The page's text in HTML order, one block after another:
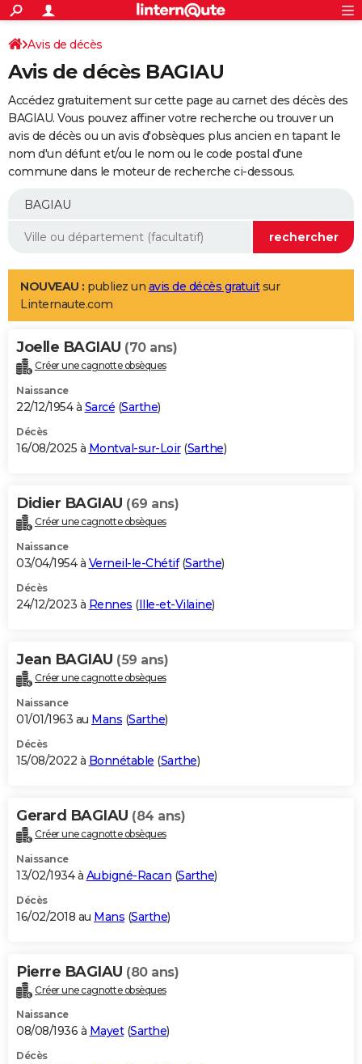
ACTUALITÉS
Politique
Société
Faits Divers
Education
Monde
Villes
+
SPORT
Coupe du monde 2026
Football
Tennis
Cyclisme
Rugby
Forum
Programme TV
TNT
Streaming
Cinéma
Sorties cinéma
Musique
+
FINANCE
Retraite
Epargne
Immobilier
Risques naturels par ville
Banque
Assurance
AUTO
Essais
Réserver un essai
Citadines
Berlines
SUV
Forum auto
+
Mobiles
Meilleur smartphone
Internet
Ordinateurs
Jeux vidéo
Guide high-tech
Aménagement intérieur
LIFESTYLE
Art de vivre
Bien-être
Loisirs
Mode
Modes de vie
Alimentation
Guide de la santé
Maladies
Médicaments
Sommeil
VOYAGE
Destinations
City break
Voyage nature
Voyage de noces
Forum
Climat
+PHOTO
GUIDES D'ACHAT
BONS PLANS
Carte de Noël
Carte Bonne année
Carte Saint-Valentin
Carte Pâques
Carte d'anniversaire
DICTIONNAIRE
Dictionnaire
Biographies
Citations
Expressions
Proverbes
PROGRAMME TV
S'inscrire
Se connecter
Lycées
Collèges
Primaires
Universités
Entreprises
Service militaire
Avis de recherche
AVIS DE DÉCÈS
Bricolage
Lifestyle
Culture
Sport
Auto
Television
Voyage
Cinema
Avis de décès
Avis de décès BAGIAU
Accédez gratuitement sur cette page au carnet des décès des
BAGIAU. Vous pouvez affiner votre recherche ou trouver un
avis de décès ou un avis d'obsèques plus ancien en tapant le
nom d'un défunt et/ou le nom ou le code postal d'une
commune dans le moteur de recherche ci-dessous.
NOUVEAU : publiez un avis de décès gratuitsur
Linternaute.com
Joelle BAGIAU (70 ans)
Créer une cagnotte obsèques
Naissance
22/12/1954 à Sarcé (Sarthe)
Décès
16/08/2025 à Montval-sur-Loir(Sarthe)
Didier BAGIAU (69 ans)
Créer une cagnotte obsèques
Naissance
03/04/1954 à Verneil-le-Chétif(Sarthe)
Décès
24/12/2023 à Rennes (Ille-et-Vilaine)
Jean BAGIAU (59 ans)
Créer une cagnotte obsèques
Naissance
01/01/1963 au Mans (Sarthe)
Décès
15/08/2022 à Bonnétable (Sarthe)
Gerard BAGIAU (84 ans)
Créer une cagnotte obsèques
Naissance
13/02/1934 à Aubigné-Racan (Sarthe)
Décès
16/02/2018 au Mans (Sarthe)
Pierre BAGIAU (80 ans)
Créer une cagnotte obsèques
Naissance
08/08/1936 à Mayet(Sarthe)
Décès